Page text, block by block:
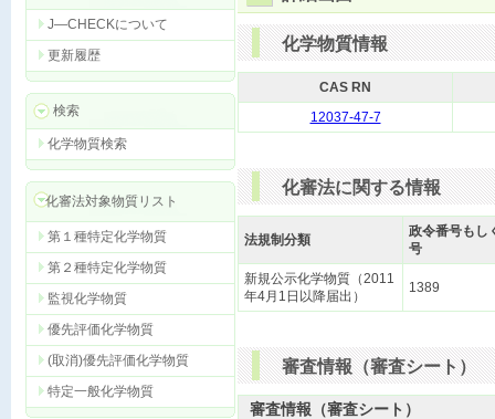
J―CHECKについて
更新履歴
検索
化学物質検索
化審法対象物質リスト
第１種特定化学物質
第２種特定化学物質
監視化学物質
優先評価化学物質
(取消)優先評価化学物質
特定一般化学物質
化学物質情報
CAS RN
12037-47-7
化審法に関する情報
法規制分類
政令番号もし
号
新規公示化学物質（2011
年4月1日以降届出）
1389
審査情報（審査シート）
審査情報（審査シート）